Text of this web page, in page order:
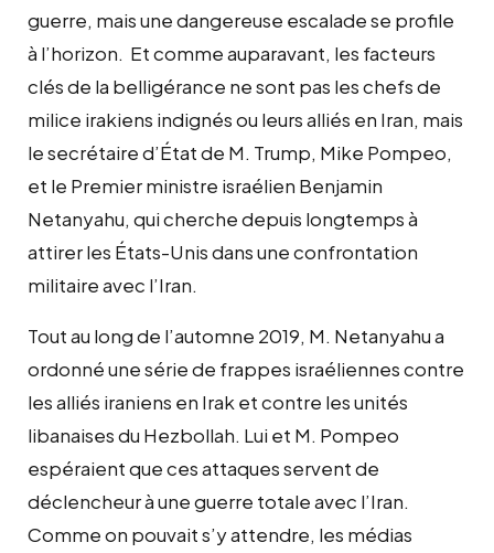
guerre, mais une dangereuse escalade se profile
à l’horizon. Et comme auparavant, les facteurs
clés de la belligérance ne sont pas les chefs de
milice irakiens indignés ou leurs alliés en Iran, mais
le secrétaire d’État de M. Trump, Mike Pompeo,
et le Premier ministre israélien Benjamin
Netanyahu, qui cherche depuis longtemps à
attirer les États-Unis dans une confrontation
militaire avec l’Iran.
Tout au long de l’automne 2019, M. Netanyahu a
ordonné une série de frappes israéliennes contre
les alliés iraniens en Irak et contre les unités
libanaises du Hezbollah. Lui et M. Pompeo
espéraient que ces attaques servent de
déclencheur à une guerre totale avec l’Iran.
Comme on pouvait s’y attendre, les médias